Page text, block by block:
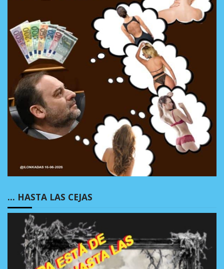
… HASTA LAS CEJAS